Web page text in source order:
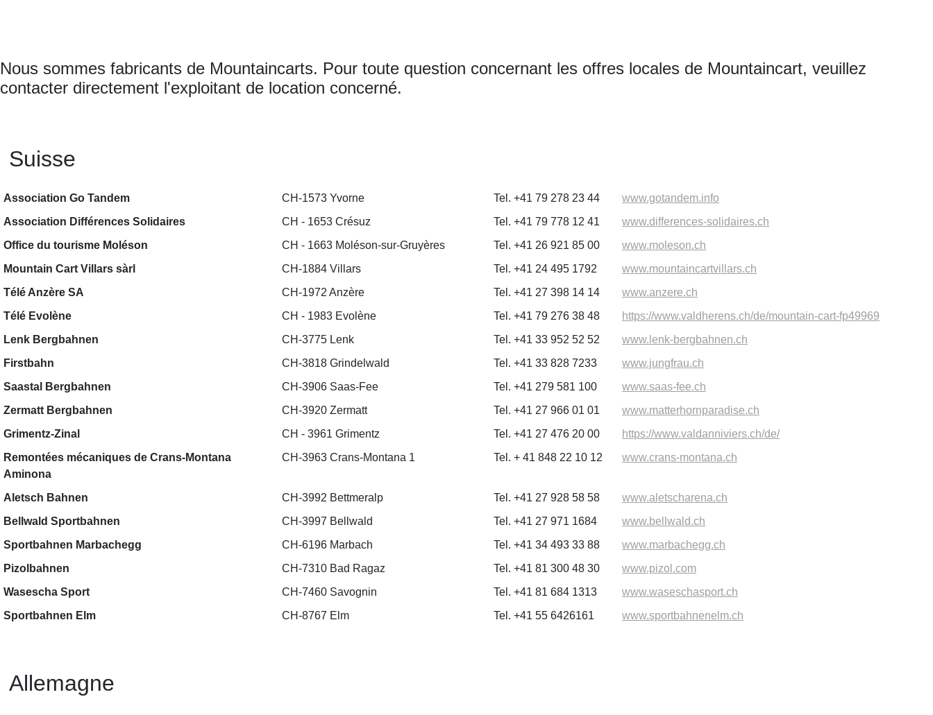
Nous sommes fabricants de Mountaincarts. Pour toute question concernant les offres locales de Mountaincart, veuillez
contacter directement l'exploitant de location concerné.
Suisse
Association Go Tandem CH-1573 Yvorne Tel. +41 79 278 23 44
www.gotandem.info
Association Différences Solidaires
CH - 1653 Crésuz Tel. +41 79 778 12 41
www.differences-solidaires.ch
Office du tourisme Moléson
CH - 1663 Moléson-sur-Gruyères Tel. +41 26 921 85 00
www.moleson.ch
Mountain Cart Villars sàrl
CH-1884 Villars Tel. +41 24 495 1792
www.mountaincartvillars.ch
Télé Anzère SA
CH-1972 Anzère Tel. +41 27 398 14 14
www.anzere.ch
Télé Evolène
CH - 1983 Evolène Tel. +41 79 276 38 48
https://www.valdherens.ch/de/mountain-cart-fp49969
Lenk Bergbahnen
CH-3775 Lenk Tel. +41 33 952 52 52
www.lenk-bergbahnen.ch
Firstbahn
CH-3818 Grindelwald Tel. +41 33 828 7233
www.jungfrau.ch
Saastal Bergbahnen
CH-3906 Saas-Fee Tel. +41 279 581 100
www.saas-fee.ch
Zermatt Bergbahnen
CH-3920 Zermatt Tel. +41 27 966 01 01
www.matterhornparadise.ch
Grimentz-Zinal
CH - 3961 Grimentz Tel. +41 27 476 20 00
https://www.valdanniviers.ch/de/
Remontées mécaniques de Crans-Montana
Aminona
CH-3963 Crans-Montana 1 Tel. + 41 848 22 10 12 www.crans-montana.ch
Aletsch Bahnen CH-3992 Bettmeralp Tel. +41 27 928 58 58
www.aletscharena.ch
Bellwald Sportbahnen
CH-3997 Bellwald Tel. +41 27 971 1684
www.bellwald.ch
Sportbahnen Marbachegg
CH-6196 Marbach Tel. +41 34 493 33 88
www.marbachegg.ch
Pizolbahnen
CH-7310 Bad Ragaz Tel. +41 81 300 48 30
www.pizol.com
Wasescha Sport
CH-7460 Savognin Tel. +41 81 684 1313
www.waseschasport.ch
Sportbahnen Elm
CH-8767 Elm Tel. +41 55 6426161 www.sportbahnenelm.ch
Allemagne